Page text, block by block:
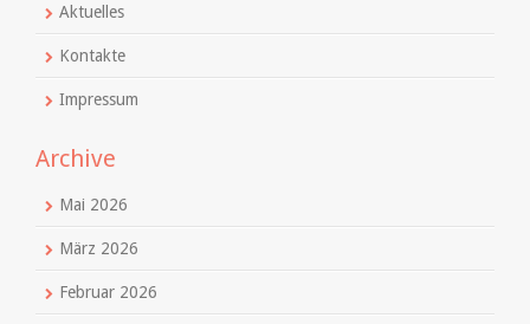
Aktuelles
Kontakte
Impressum
Archive
Mai 2026
März 2026
Februar 2026